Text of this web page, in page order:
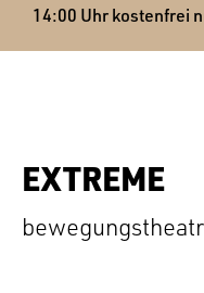
14:00 Uhr kostenfrei
EXTREME